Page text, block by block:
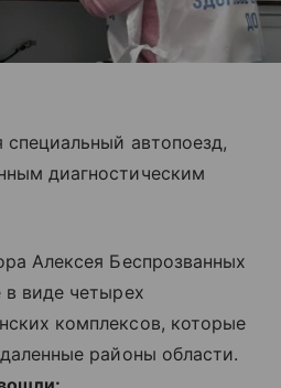
автопоезд,
диагностическим
Алексея Беспрозванных
виде четырех
комплексов, которые
районы области.